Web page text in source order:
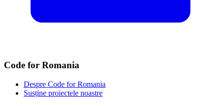
Code for Romania
Despre Code for Romania
Susține proiectele noastre